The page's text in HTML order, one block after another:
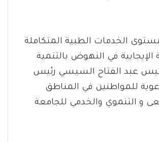
الخدمات الطبية المتكاملة
الإيجابية في النهوض بالتنمية
عبد الفتاح السيسي رئيس
للمواطنين في المناطق
و التنموي والخدمي للجامعة